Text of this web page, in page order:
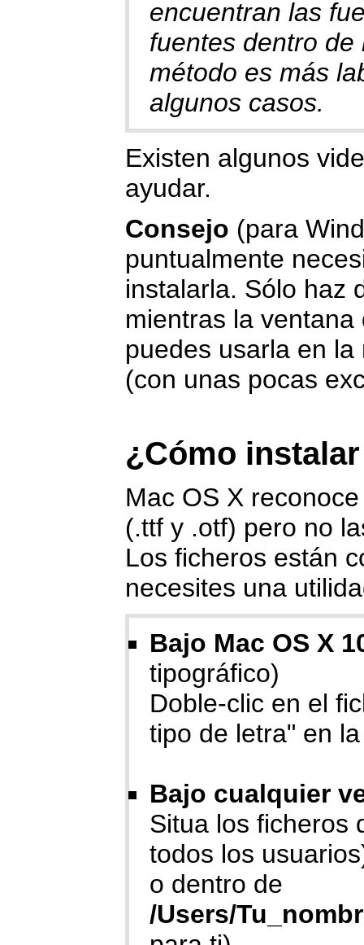
encuentran las
fuentes dentro de
método es más
algunos casos.
Existen algunos
ayudar.
Consejo (para
puntualmente
instalarla. Sólo haz
mientras la
puedes usarla en
(con unas pocas
¿Cómo
Mac OS X
(.ttf y .otf) pero no
Los ficheros están
necesites una
Bajo Mac OS X
tipográfico)
Doble-clic en el
tipo de letra" en
Bajo cualquier
Situa los ficheros
todos los
o dentro de
/Users/